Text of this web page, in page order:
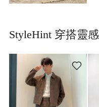
StyleHint 穿搭靈感